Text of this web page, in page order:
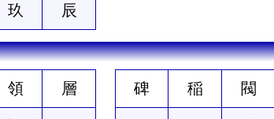
玖 辰
領 層 碑 稲 閥